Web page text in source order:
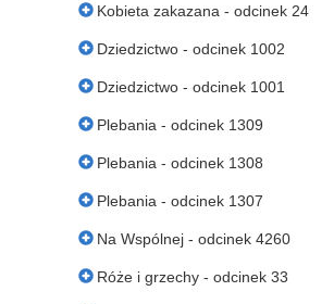
Kobieta zakazana - odcinek 24
Dziedzictwo - odcinek 1002
Dziedzictwo - odcinek 1001
Plebania - odcinek 1309
Plebania - odcinek 1308
Plebania - odcinek 1307
Na Wspólnej - odcinek 4260
Róże i grzechy - odcinek 33